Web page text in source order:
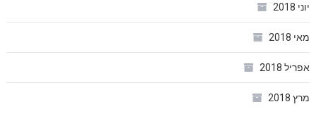
יוני 2018
מאי 2018
אפריל 2018
מרץ 2018